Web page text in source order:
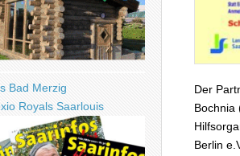
Der
Bochnia
Berlin
Bad Merzig
Royals Saarlouis